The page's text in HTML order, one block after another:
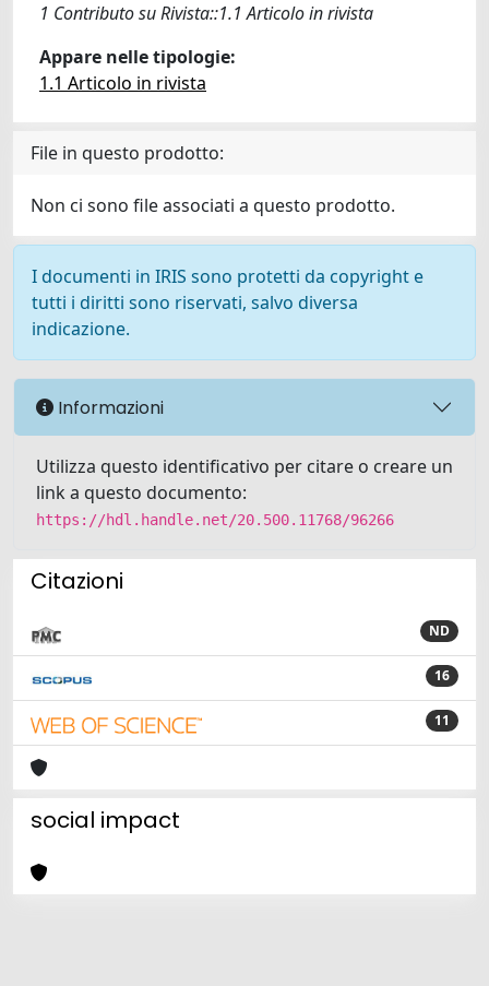
1 Contributo su Rivista::1.1 Articolo in rivista
Appare nelle tipologie:
1.1 Articolo in rivista
File in questo prodotto:
Non ci sono file associati a questo prodotto.
I documenti in IRIS sono protetti da copyright e
tutti i diritti sono riservati, salvo diversa
indicazione.
Informazioni
Utilizza questo identificativo per citare o creare un
link a questo documento:
https://hdl.handle.net/20.500.11768/96266
Citazioni
ND
16
11
social impact